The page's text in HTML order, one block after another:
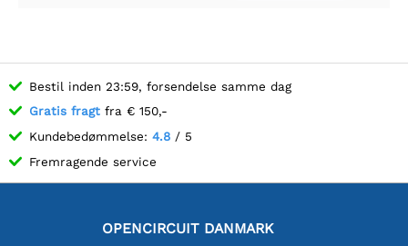
Bestil inden 23:59, forsendelse samme dag
Gratis fragt fra € 150,-
Kundebedømmelse: 4.8 / 5
Fremragende service
OPENCIRCUIT DANMARK